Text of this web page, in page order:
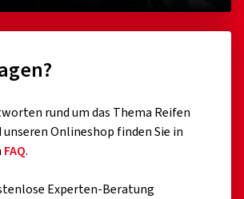
rund um das Thema Reifen
unseren Onlineshop finden Sie in
FAQ.
Experten-Beratung